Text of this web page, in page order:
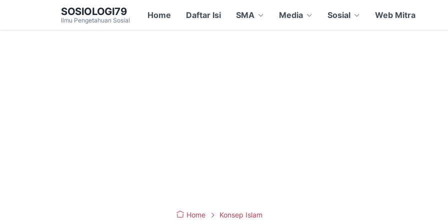
SOSIOLOGI79
Ilmu Pengetahuan Sosial
Home Daftar Isi SMA Media Sosial Web Mitra
Home Konsep Islam